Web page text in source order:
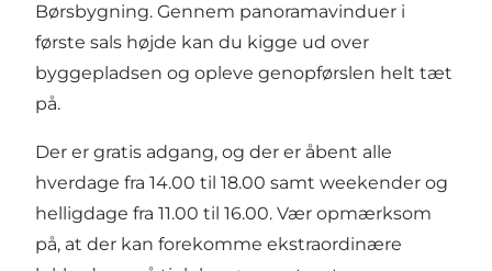
Børsbygning. Gennem panoramavinduer i
første sals højde kan du kigge ud over
byggepladsen og opleve genopførslen helt tæt
på.
Der er gratis adgang, og der er åbent alle
hverdage fra 14.00 til 18.00 samt weekender og
helligdage fra 11.00 til 16.00. Vær opmærksom
på, at der kan forekomme ekstraordinære